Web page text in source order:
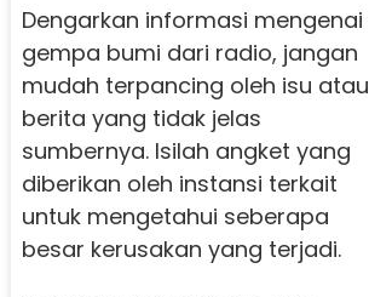
Dengarkan informasi mengenai
gempa bumi dari radio, jangan
mudah terpancing oleh isu atau
berita yang tidak jelas
sumbernya. Isilah angket yang
diberikan oleh instansi terkait
untuk mengetahui seberapa
besar kerusakan yang terjadi.